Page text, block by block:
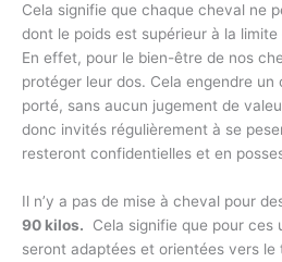
Cela signifie que chaque cheval ne
dont le poids est supérieur à la
En effet, pour le bien-être de nos
protéger leur dos. Cela engendre
porté, sans aucun jugement de
donc invités régulièrement à se
resteront confidentielles et en
Il n’y a pas de mise à cheval pour
90 kilos. Cela signifie que pour ces
seront adaptées et orientées vers le